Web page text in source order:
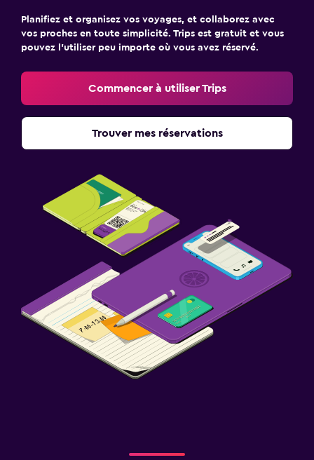
Planifiez et organisez vos voyages, et collaborez avec
vos proches en toute simplicité. Trips est gratuit et vous
pouvez l’utiliser peu importe où vous avez réservé.
Commencer à utiliser Trips
Trouver mes réservations